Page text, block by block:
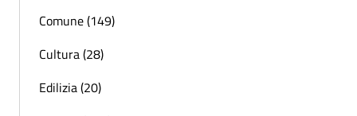
Comune (149)
Cultura (28)
Edilizia (20)